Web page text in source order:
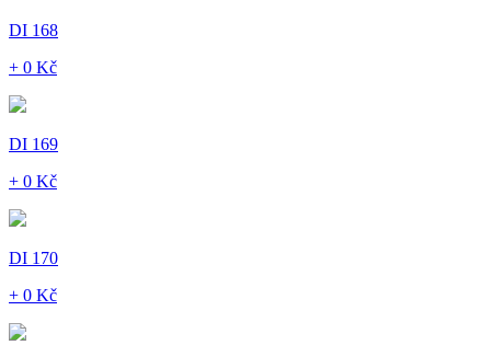
DI 168
+ 0 Kč
DI 169
+ 0 Kč
DI 170
+ 0 Kč